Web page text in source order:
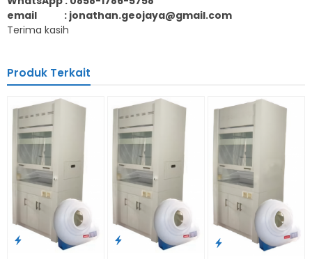
email : jonathan.geojaya@gmail.com
Terima kasih
Produk Terkait